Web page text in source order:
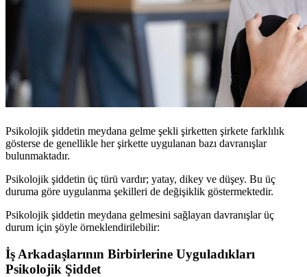
Psikolojik şiddetin meydana gelme şekli şirketten şirkete farklılık
gösterse de genellikle her şirkette uygulanan bazı davranışlar
bulunmaktadır.
Psikolojik şiddetin üç türü vardır; yatay, dikey ve düşey. Bu üç
duruma göre uygulanma şekilleri de değişiklik göstermektedir.
Psikolojik şiddetin meydana gelmesini sağlayan davranışlar üç
durum için şöyle örneklendirilebilir:
İş Arkadaşlarının Birbirlerine Uyguladıkları
Psikolojik Şiddet